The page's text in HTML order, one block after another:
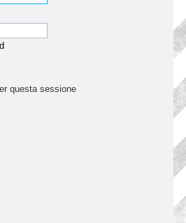
questa sessione